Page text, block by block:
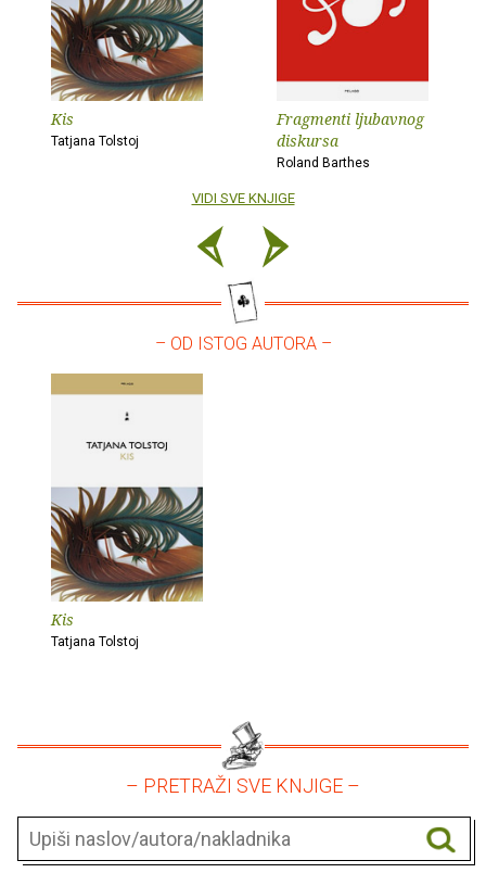
Kis
Tatjana Tolstoj
Fragmenti ljubavnog
diskursa
Roland Barthes
VIDI SVE KNJIGE
– OD ISTOG AUTORA –
Kis
Tatjana Tolstoj
– PRETRAŽI SVE KNJIGE –